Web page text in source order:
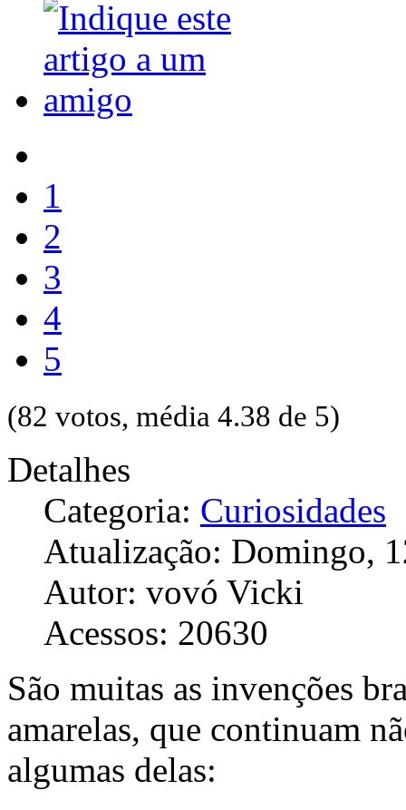
1
2
3
4
5
(82 votos, média 4.38 de 5)
Detalhes
Categoria: Curiosidades
Atualização: Domingo,
Autor: vovó Vicki
Acessos: 20630
São muitas as invenções
amarelas, que continuam
algumas delas: